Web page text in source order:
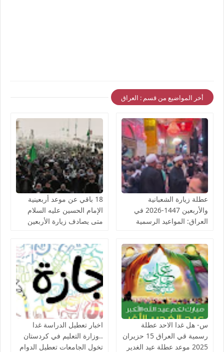
أخر المواضيع من قسم : العراق
عطلة زيارة الشعبانية
والأربعين 1447-2026 في
العراق: المواعيد الرسمية
متي توافق الزيارة الأربعينية
تصادف يوم كام تاريخ أربعينية
الإمام الحسين بالميلادي
والهجري
18 باقي عن موعد أربعينية
الإمام الحسين عليه السلام
متى يصادف زيارة الأربعين
الأربعين في مرقد كربلاء
1447
س- هل غدا الاحد عطلة
رسمية قي العراق 15 حزيران
2025 موعد عطلة عيد الغدير
اخبار تعطيل الدراسة غدا
..وزارة التعليم في كردستان
تخول الجامعات تعطيل الدوام